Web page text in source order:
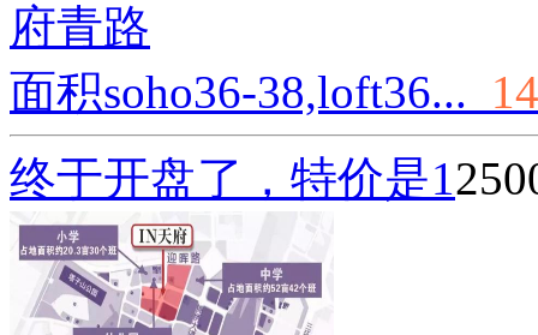
府青路
面积soho36-38,loft36...
终于开盘了，特价是1